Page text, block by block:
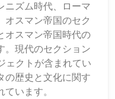
ニズム時代、ローマ
オスマン帝国のセク
オスマン帝国時代の
。現代のセクション
ェクトが含まれてい
の歴史と文化に関す
います。